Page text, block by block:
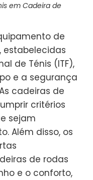
em Cadeira de
de
estabelecidas
de Ténis (ITF),
e a segurança
cadeiras de
critérios
sejam
Além disso, os
de rodas
e o conforto,